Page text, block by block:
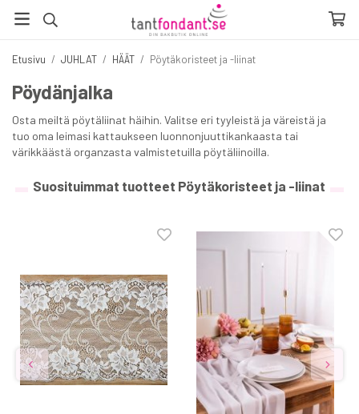
Etusivu / JUHLAT / HÄÄT / Pöytäkoristeet ja -liinat
Pöydänjalka
Osta meiltä pöytäliinat häihin. Valitse eri tyyleistä ja väreistä ja
tuo oma leimasi kattaukseen luonnonjuuttikankaasta tai
värikkäästä organzasta valmistetuilla pöytäliinoilla.
Suosituimmat tuotteet Pöytäkoristeet ja -liinat